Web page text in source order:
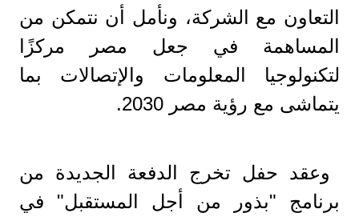
التعاون مع الشركة، ونأمل أن نتمكن من
المساهمة في جعل مصر مركزًا
لتكنولوجيا المعلومات والإتصالات بما
يتماشى مع رؤية مصر 2030.
وعقد حفل تخرج الدفعة الجديدة من
برنامج "بذور من أجل المستقبل" في